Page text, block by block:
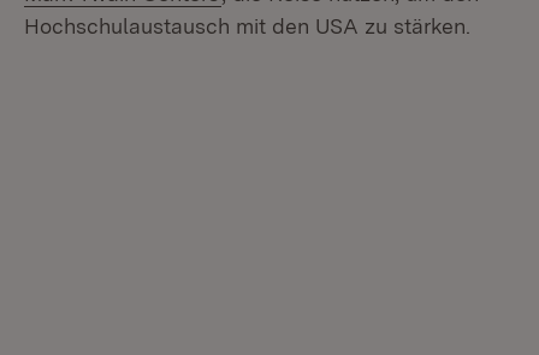
Hochschulaustausch mit den USA zu stärken.